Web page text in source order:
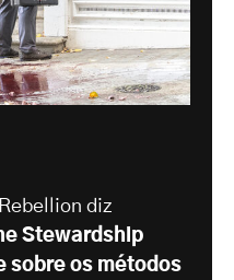
diz
Stewardship
sobre os métodos